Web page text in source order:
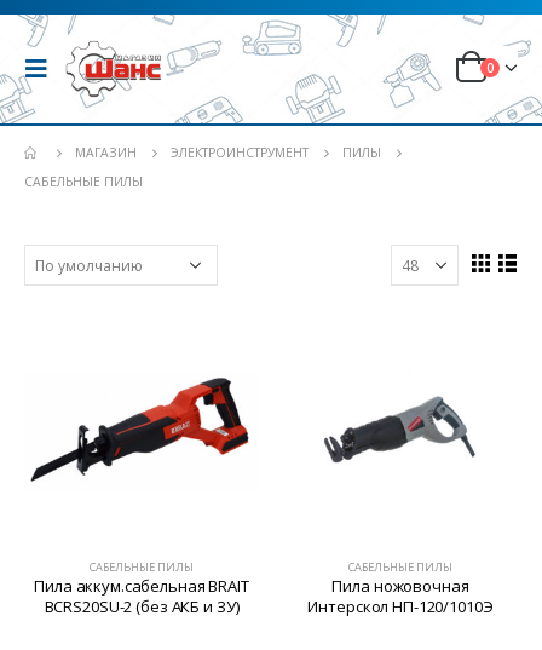
0
МАГАЗИН ЭЛЕКТРОИНСТРУМЕНТ
ПИЛЫ
САБЕЛЬНЫЕ ПИЛЫ
САБЕЛЬНЫЕ ПИЛЫ
Пила аккум.сабельная BRAIT
BCRS20SU-2 (без АКБ и ЗУ)
САБЕЛЬНЫЕ ПИЛЫ
Пила ножовочная
Интерскол НП-120/1010Э